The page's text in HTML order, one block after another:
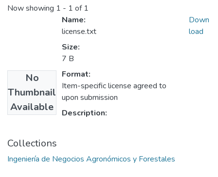
Now showing 1 - 1 of 1
No
Thumbnail
Available
Name:
license.txt
Size:
7 B
Format:
Item-specific license agreed to
upon submission
Description:
Down
load
Collections
Ingeniería de Negocios Agronómicos y Forestales